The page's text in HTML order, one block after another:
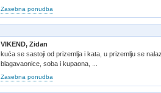
Zasebna ponudba
VIKEND,Zidan
kuća se sastoji od prizemlja i kata, u prizemlju se
blagavaonice, soba i kupaona, ...
Zasebna ponudba